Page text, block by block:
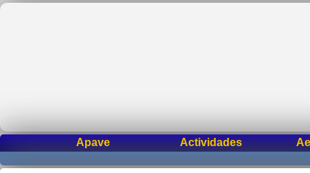
Apave Actividades